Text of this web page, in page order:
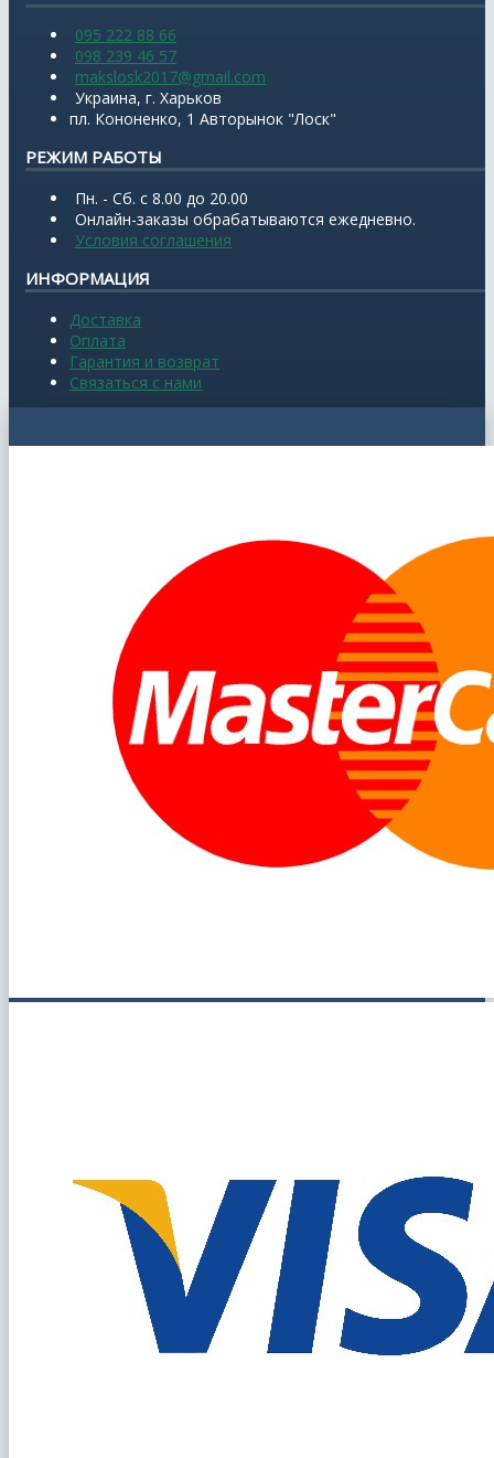
095 222 88 66
098 239 46 57
makslosk2017@gmail.com
Украина, г. Харьков
пл. Кононенко, 1 Авторынок "Лоск"
РЕЖИМ РАБОТЫ
Пн. - Сб. с 8.00 до 20.00
Онлайн-заказы обрабатываются ежедневно.
Условия соглашения
ИНФОРМАЦИЯ
Доставка
Оплата
Гарантия и возврат
Связаться с нами